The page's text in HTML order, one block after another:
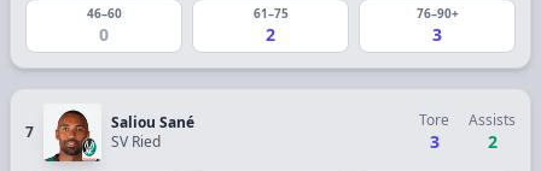
46–60
0
61–75
2
76–90+
3
7
Saliou Sané
SV Ried
Tore
3
Assists
2